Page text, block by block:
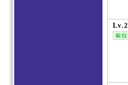
Lv.2
歐拉